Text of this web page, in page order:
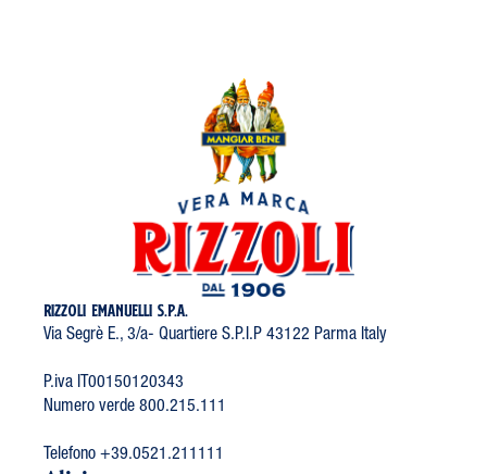
RIZZOLI EMANUELLI S.P.A.
Via Segrè E., 3/a- Quartiere S.P.I.P 43122 Parma Italy
P.iva IT00150120343
Numero verde 800.215.111
Telefono +39.0521.211111